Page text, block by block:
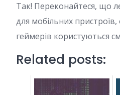
Так! Переконайтеся, що
для мобільних пристроїв,
геймерів користуються
Related posts: